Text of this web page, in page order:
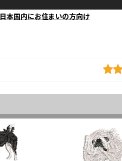
日本国内にお住まいの方向け